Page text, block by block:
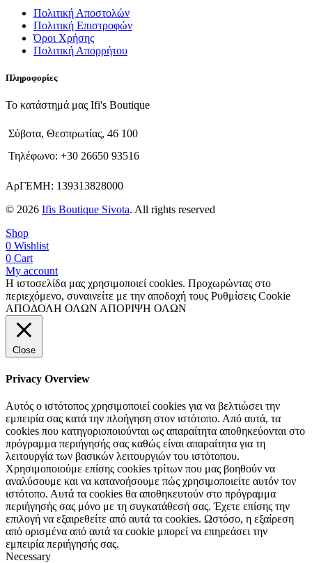
Πολιτική Αποστολών
Πολιτική Επιστροφών
Όροι Χρήσης
Πολιτική Απορρήτου
Πληροφορίες
Το κατάστημά μας Ifi's Boutique
Σύβοτα, Θεσπρωτίας, 46 100
Τηλέφωνο: +30 26650 93516
ΑρΓΕΜΗ: 139313828000
© 2026 Ifis Boutique Sivota. All rights reserved
Shop
0 Wishlist
0 Cart
My account
Η ιστοσελίδα μας χρησιμοποιεί cookies. Προχωρώντας στο
περιεχόμενο, συναινείτε με την αποδοχή τους Ρυθμίσεις Cookie
ΑΠΟΔΟΛΗ ΟΛΩΝ ΑΠΟΡΙΨΗ ΟΛΩΝ
Close
Privacy Overview
Αυτός ο ιστότοπος χρησιμοποιεί cookies για να βελτιώσει την
εμπειρία σας κατά την πλοήγηση στον ιστότοπο. Από αυτά, τα
cookies που κατηγοριοποιούνται ως απαραίτητα αποθηκεύονται στο
πρόγραμμα περιήγησής σας καθώς είναι απαραίτητα για τη
λειτουργία των βασικών λειτουργιών του ιστότοπου.
Χρησιμοποιούμε επίσης cookies τρίτων που μας βοηθούν να
αναλύσουμε και να κατανοήσουμε πώς χρησιμοποιείτε αυτόν τον
ιστότοπο. Αυτά τα cookies θα αποθηκευτούν στο πρόγραμμα
περιήγησής σας μόνο με τη συγκατάθεσή σας. Έχετε επίσης την
επιλογή να εξαιρεθείτε από αυτά τα cookies. Ωστόσο, η εξαίρεση
από ορισμένα από αυτά τα cookie μπορεί να επηρεάσει την
εμπειρία περιήγησής σας.
Necessary